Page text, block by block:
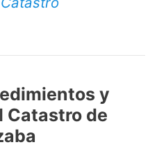
y
Catastro de